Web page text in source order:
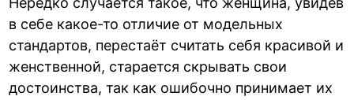
в себе какое-то отличие от модельных
стандартов, перестаёт считать себя красивой и
женственной, старается скрывать свои
достоинства, так как ошибочно принимает их